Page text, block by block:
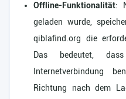
Offline-Funktionalität:
geladen wurde,
qiblafind.org die
Das bedeutet,
Internetverbindung
Richtung nach dem